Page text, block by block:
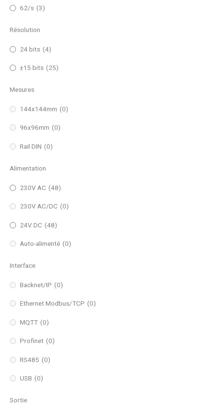
62/s (3)
Résolution
24 bits (4)
±15 bits (25)
Mesures
144x144mm (0)
96x96mm (0)
Rail DIN (0)
Alimentation
230V AC (48)
230V AC/DC (0)
24V DC (48)
Auto-alimenté (0)
Interface
Backnet/IP (0)
Ethernet Modbus/TCP (0)
MQTT (0)
Profinet (0)
RS485 (0)
USB (0)
Sortie